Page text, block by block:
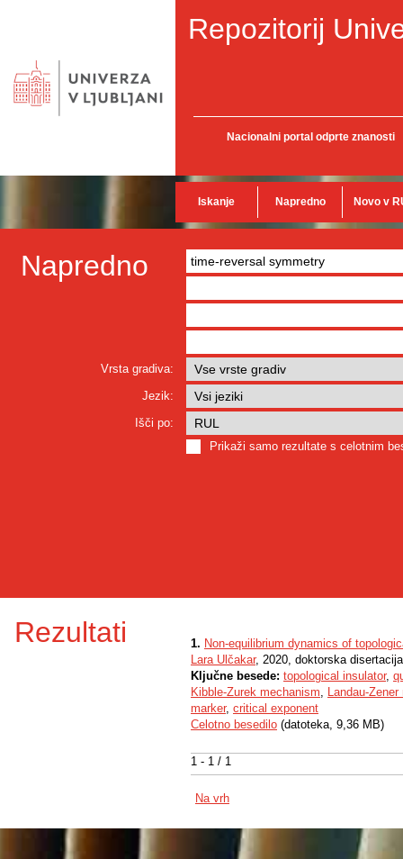
Repozitorij
Nacionalni portal odprte znanosti
Iskanje Napredno Novo v
Napredno
Vrsta gradiva:
Jezik:
Išči po:
Prikaži samo rezultate s celotnim
Rezultati
1 - 1 / 1
1. Non-equilibrium dynamics of
Lara Ulčakar, 2020, doktorska disertacija
Ključne besede: topological insulator,
Kibble-Zurek mechanism, Landau-Zener
marker, critical exponent
Celotno besedilo (datoteka, 9,36 MB)
Na vrh